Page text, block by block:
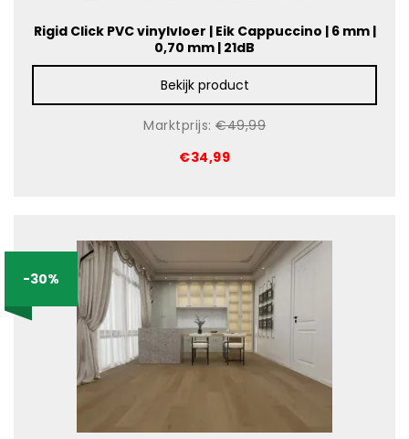
Rigid Click PVC vinylvloer | Eik Cappuccino | 6 mm |
0,70 mm | 21dB
Bekijk product
Marktprijs: €49,99
€34,99
-30%